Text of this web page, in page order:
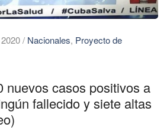
/ Nacionales, Proyecto de
nuevos casos positivos a
fallecido y siete altas